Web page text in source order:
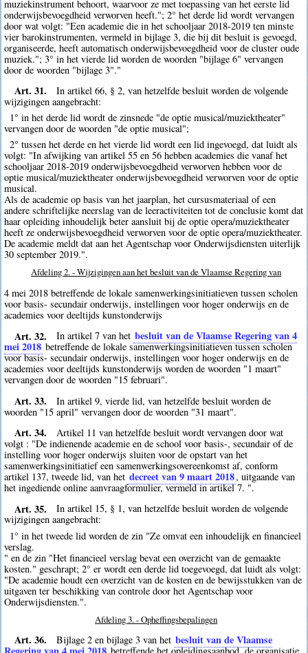
muziekinstrument behoort, waarvoor ze met toepassing van het eerste lid
onderwijsbevoegdheid verworven heeft."; 2° het derde lid wordt vervangen
door wat volgt: "Een academie die in het schooljaar 2018-2019 ten minste
vier barokinstrumenten, vermeld in bijlage 3, die bij dit besluit is gevoegd,
organiseerde, heeft automatisch onderwijsbevoegdheid voor de cluster oude
muziek."; 3° in het vierde lid worden de woorden "bijlage 6" vervangen
door de woorden "bijlage 3"."
Art. 31.
In artikel 66, § 2, van hetzelfde besluit worden de volgende
wijzigingen aangebracht:
1° in het derde lid wordt de zinsnede "de optie musical/muziektheater"
vervangen door de woorden "de optie musical";
2° tussen het derde en het vierde lid wordt een lid ingevoegd, dat luidt als
volgt: "In afwijking van artikel 55 en 56 hebben academies die vanaf het
schooljaar 2018-2019 onderwijsbevoegdheid verworven hebben voor de
optie musical/muziektheater onderwijsbevoegdheid verworven voor de optie
musical.
Als de academie op basis van het jaarplan, het cursusmateriaal of een
andere schriftelijke neerslag van de leeractiviteiten tot de conclusie komt dat
haar opleiding inhoudelijk beter aansluit bij de optie opera/muziektheater
heeft ze onderwijsbevoegdheid verworven voor de optie opera/muziektheater.
De academie meldt dat aan het Agentschap voor Onderwijsdiensten uiterlijk
30 september 2019.".
Afdeling 2. - Wijzigingen aan het besluit van de Vlaamse Regering van
4 mei 2018 betreffende de lokale samenwerkingsinitiatieven tussen scholen
voor basis- secundair onderwijs, instellingen voor hoger onderwijs en de
academies voor deeltijds kunstonderwijs
Art. 32. In artikel 7 van het besluit van de Vlaamse Regering van 4
mei 2018 betreffende de lokale samenwerkingsinitiatieven tussen scholen
voor basis- secundair onderwijs, instellingen voor hoger onderwijs en de
academies voor deeltijds kunstonderwijs worden de woorden "1 maart"
vervangen door de woorden "15 februari".
Art. 33.
In artikel 9, vierde lid, van hetzelfde besluit worden de
woorden "15 april" vervangen door de woorden "31 maart".
Art. 34.
Artikel 11 van hetzelfde besluit wordt vervangen door wat
volgt : "De indienende academie en de school voor basis-, secundair of de
instelling voor hoger onderwijs sluiten voor de opstart van het
samenwerkingsinitiatief een samenwerkingsovereenkomst af, conform
artikel 137, tweede lid, van het decreet van 9 maart 2018, uitgaande van
het ingediende online aanvraagformulier, vermeld in artikel 7. ".
Art. 35.
In artikel 15, § 1, van hetzelfde besluit worden de volgende
wijzigingen aangebracht:
1° in het tweede lid worden de zin "Ze omvat een inhoudelijk en financieel
verslag.
" en de zin "Het financieel verslag bevat een overzicht van de gemaakte
kosten." geschrapt; 2° er wordt een derde lid toegevoegd, dat luidt als volgt:
"De academie houdt een overzicht van de kosten en de bewijsstukken van de
uitgaven ter beschikking van controle door het Agentschap voor
Onderwijsdiensten.".
Afdeling 3. - Opheffingsbepalingen
Art. 36. Bijlage 2 en bijlage 3 van het besluit van de Vlaamse